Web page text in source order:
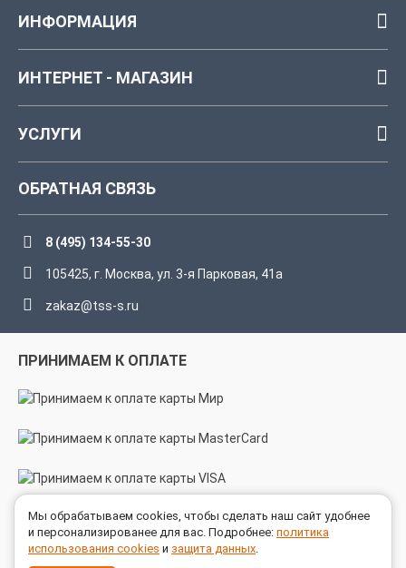
ИНФОРМАЦИЯ
ИНТЕРНЕТ - МАГАЗИН
УСЛУГИ
ОБРАТНАЯ СВЯЗЬ
8 (495) 134-55-30
105425, г. Москва, ул. 3-я Парковая, 41а
zakaz@tss-s.ru
ПРИНИМАЕМ К ОПЛАТЕ
МЫ В СОЦСЕТЯХ
Мы обрабатываем cookies, чтобы сделать наш сайт удобнее
и персонализированее для вас. Подробнее: политика
использования cookies и защита данных.